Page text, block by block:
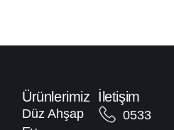
Ürünlerimiz
Düz Ahşap
İletişim
0533